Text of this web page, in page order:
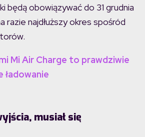
będą obowiązywać do 31 grudnia
razie najdłuższy okres spośród
Mi Air Charge to prawdziwie
musiał się